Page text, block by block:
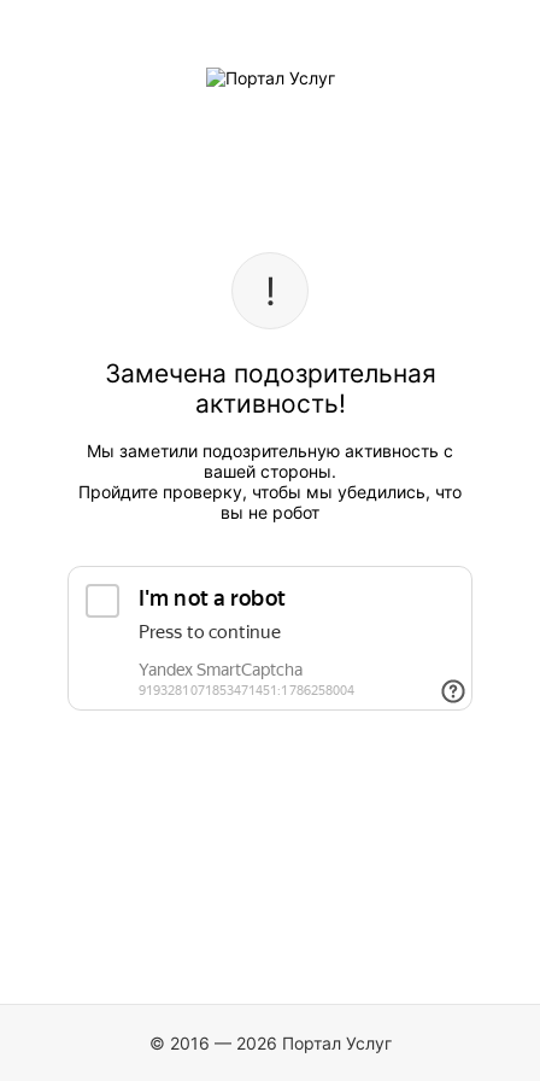
Замечена подозрительная
активность!
Мы заметили подозрительную активность с
вашей стороны.
Пройдите проверку, чтобы мы убедились, что
вы не робот
© 2016 — 2026 Портал Услуг